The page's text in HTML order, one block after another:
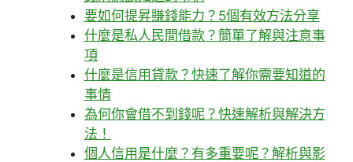
要如何提昇賺錢能力？5個有效方法分享
什麼是私人民間借款？簡單了解與注意事
項
什麼是信用貸款？快速了解你需要知道的
事情
為何你會借不到錢呢？快速解析與解決方
法！
個人信用是什麼？有多重要呢？解析與影